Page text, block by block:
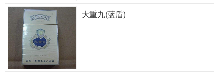
大重九(蓝盾)